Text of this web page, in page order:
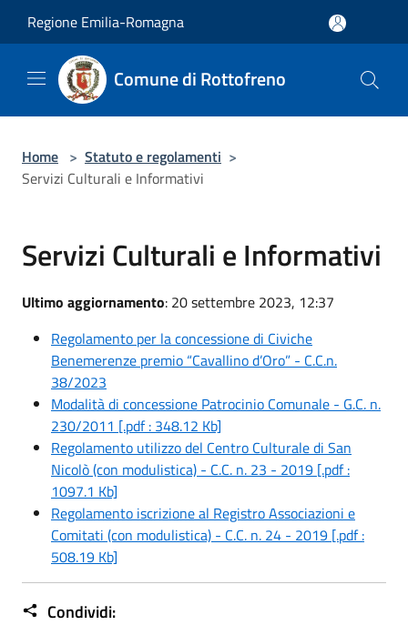
Regione Emilia-Romagna
Comune di Rottofreno
Home > Statuto e regolamenti >
Servizi Culturali e Informativi
Servizi Culturali e Informativi
Ultimo aggiornamento: 20 settembre 2023, 12:37
Regolamento per la concessione di Civiche
Benemerenze premio “Cavallino d’Oro” - C.C.n.
38/2023
Modalità di concessione Patrocinio Comunale - G.C. n.
230/2011 [.pdf : 348.12 Kb]
Regolamento utilizzo del Centro Culturale di San
Nicolò (con modulistica) - C.C. n. 23 - 2019 [.pdf :
1097.1 Kb]
Regolamento iscrizione al Registro Associazioni e
Comitati (con modulistica) - C.C. n. 24 - 2019 [.pdf :
508.19 Kb]
Condividi: